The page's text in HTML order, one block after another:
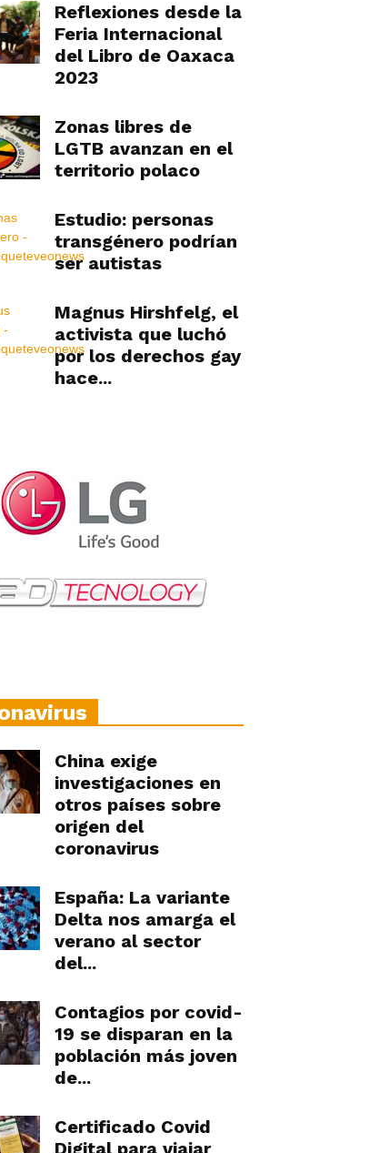
Reflexiones desde la
Feria Internacional
del Libro de Oaxaca
2023
Zonas libres de
LGTB avanzan en el
territorio polaco
Estudio: personas
transgénero podrían
ser autistas
Magnus Hirshfelg, el
activista que luchó
por los derechos gay
hace...
China exige
investigaciones en
otros países sobre
origen del
coronavirus
España: La variante
Delta nos amarga el
verano al sector
del...
Contagios por covid-
19 se disparan en la
población más joven
de...
Certificado Covid
Digital para viajar